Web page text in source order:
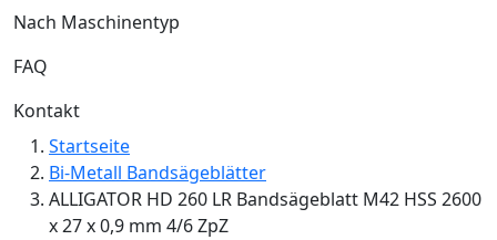
Nach Maschinentyp
FAQ
Kontakt
Startseite
Bi-Metall Bandsägeblätter
ALLIGATOR HD 260 LR Bandsägeblatt M42 HSS 2600
x 27 x 0,9 mm 4/6 ZpZ